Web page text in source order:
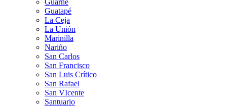
Guatapé
La Ceja
La Unión
Marinilla
Nariño
San Carlos
San Francisco
San Luis Crítico
San Rafael
San VIcente
Santuario